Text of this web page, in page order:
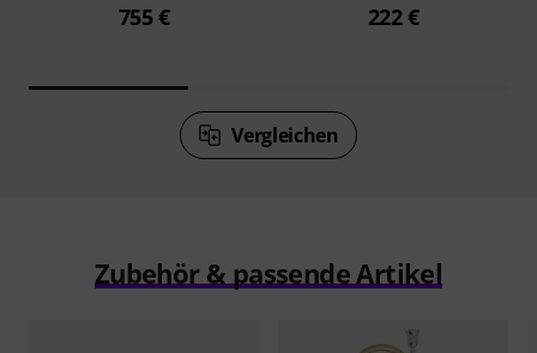
755 € 222 €
Vergleichen
Zubehör & passende Artikel